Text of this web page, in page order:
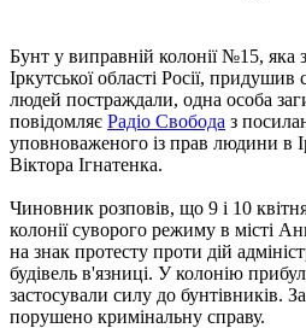
Бунт у виправній колонії №15, яка
Іркутської області Росії, придушив
людей постраждали, одна особа
повідомляє Радіо Свобода з
уповноваженого із прав людини в
Віктора Ігнатенка.
Чиновник розповів, що 9 і 10
колонії суворого режиму в місті
на знак протесту проти дій
будівель в'язниці. У колонію
застосували силу до бунтівників.
порушено кримінальну справу.